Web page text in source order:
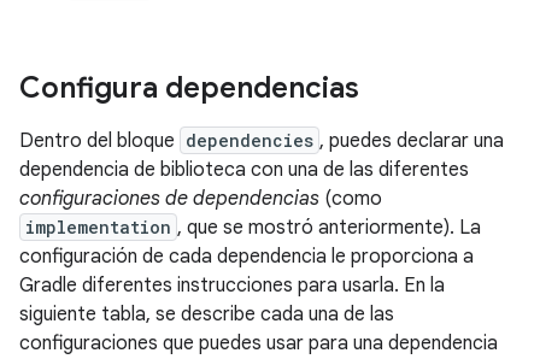
Configura dependencias
Dentro del bloque dependencies , puedes declarar una
dependencia de biblioteca con una de las diferentes
configuraciones de dependencias (como
implementation , que se mostró anteriormente). La
configuración de cada dependencia le proporciona a
Gradle diferentes instrucciones para usarla. En la
siguiente tabla, se describe cada una de las
configuraciones que puedes usar para una dependencia